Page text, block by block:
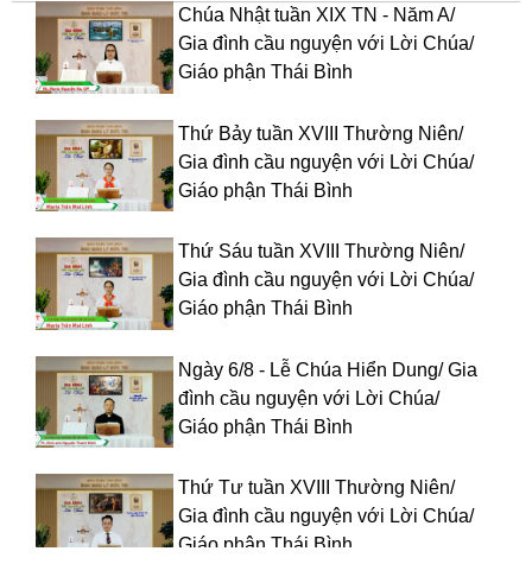
Chúa Nhật tuần XIX TN - Năm A/
Gia đình cầu nguyện với Lời Chúa/
Giáo phận Thái Bình
Thứ Bảy tuần XVIII Thường Niên/
Gia đình cầu nguyện với Lời Chúa/
Giáo phận Thái Bình
Thứ Sáu tuần XVIII Thường Niên/
Gia đình cầu nguyện với Lời Chúa/
Giáo phận Thái Bình
Ngày 6/8 - Lễ Chúa Hiển Dung/ Gia
đình cầu nguyện với Lời Chúa/
Giáo phận Thái Bình
Thứ Tư tuần XVIII Thường Niên/
Gia đình cầu nguyện với Lời Chúa/
Giáo phận Thái Bình